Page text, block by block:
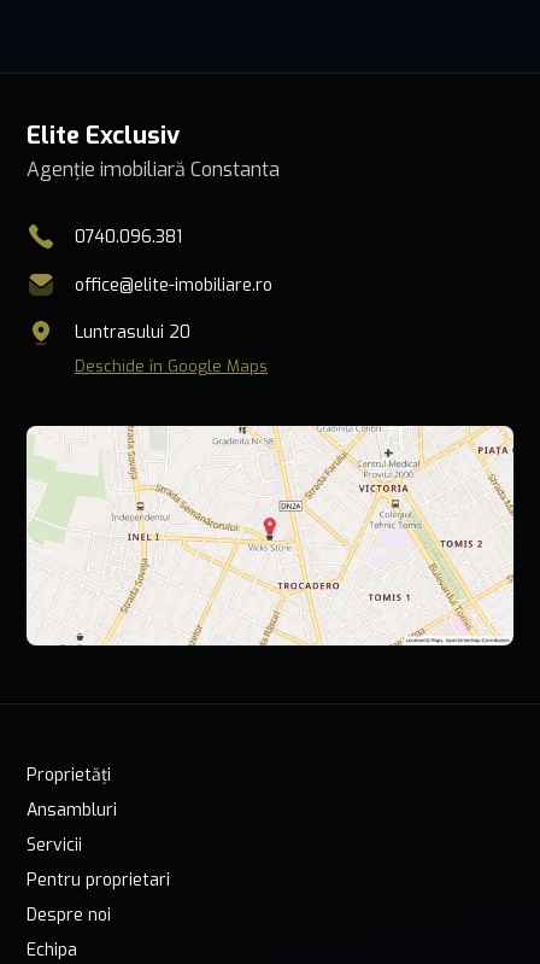
Elite Exclusiv
Agenție imobiliară Constanta
0740.096.381
office@elite-imobiliare.ro
Luntrasului 20
Deschide în Google Maps
Proprietăți
Ansambluri
Servicii
Pentru proprietari
Despre noi
Echipa